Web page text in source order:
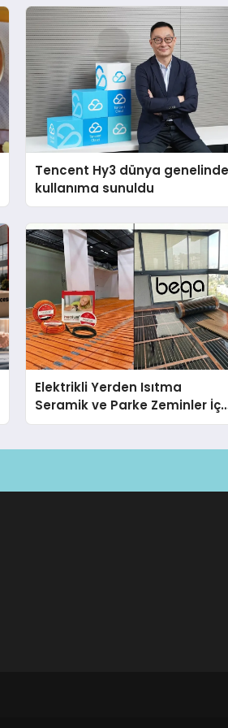
Tencent Hy3 dünya
kullanıma sunuldu
Elektrikli Yerden Isıtma
Seramik ve Parke Zeminler
En Verimli Çözümler